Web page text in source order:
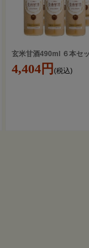
玄米甘酒490ml ６本セ
4,404円 (税込)